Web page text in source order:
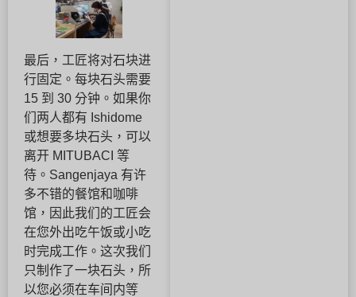
最后，工匠将对石块进
行固定。每块石头需要
15 到 30 分钟。如果你
们两人都有 Ishidome
或想要多块石头，可以
离开 MITUBACI 等
待。Sangenjaya 有许
多不错的餐馆和咖啡
馆，因此我们的工匠会
在您外出吃午饭或小吃
时完成工作。这次我们
只制作了一块石头，所
以您必须在车间内等